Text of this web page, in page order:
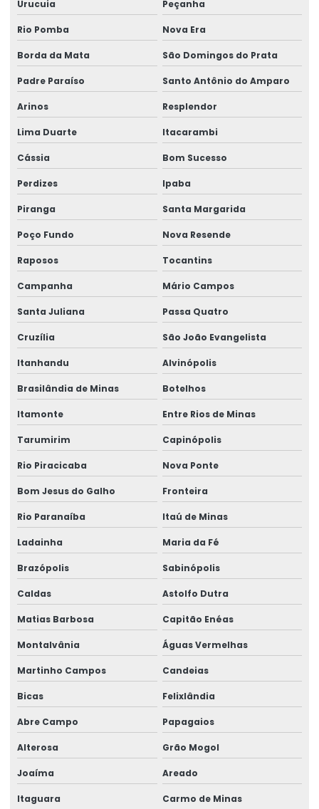
Talha Fixa Aço Carbono Aplicações Industriais
Talha Fixa Aço Carbono Preço
Talha Fixa Cinta Industrial
Talha Fixa De Cabo De Aço
Talha Fixa Para Indústria Pesada
Talha Fixa Para Projetos De Engenharia Pesada
Talha Motorizada Para Pontes Rolantes Duplaviga
Talha Nova Com Inversor De Frequência
Talha Para Ambientes Com Restrição De Altura
Talha Univiga Com Monitoramento
Talhas elétricas de cabo de aço
Talhas elétricas de cabo de aço swf
Talhas elétricas de corrente swf
Topografia caminho de rolamento
Treinamento Em Segurança De Elevadores
Treinamento para operadores de ponte rolante
Treinamento de ponte rolante
Trilhos para pontes rolantes
Trilhos de rolamento para pontes rolantes
Trole Elétrico
Trole Elétrico Para Produção E Montagem
Trole Motorizado Para Talha
Venda de peças para pontes rolantes
Venda de talha cabo de aço
Urucuia Peçanha
Rio Pomba Nova Era
Borda da Mata São Domingos do Prata
Padre Paraíso Santo Antônio do Amparo
Arinos Resplendor
Lima Duarte Itacarambi
Cássia Bom Sucesso
Perdizes Ipaba
Piranga Santa Margarida
Poço Fundo Nova Resende
Raposos Tocantins
Campanha Mário Campos
Santa Juliana Passa Quatro
Cruzília São João Evangelista
Itanhandu Alvinópolis
Brasilândia de Minas Botelhos
Itamonte Entre Rios de Minas
Tarumirim Capinópolis
Rio Piracicaba Nova Ponte
Bom Jesus do Galho Fronteira
Rio Paranaíba Itaú de Minas
Ladainha Maria da Fé
Brazópolis Sabinópolis
Caldas Astolfo Dutra
Matias Barbosa Capitão Enéas
Montalvânia Águas Vermelhas
Martinho Campos Candeias
Bicas Felixlândia
Abre Campo Papagaios
Alterosa Grão Mogol
Joaíma Areado
Itaguara Carmo de Minas